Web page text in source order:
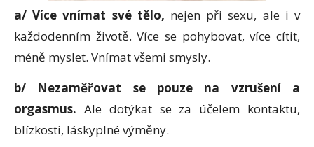
a/ Více vnímat své tělo, nejen při sexu, ale i v
každodenním životě. Více se pohybovat, více cítit,
méně myslet. Vnímat všemi smysly.
b/ Nezaměřovat se pouze na vzrušení a
orgasmus. Ale dotýkat se za účelem kontaktu,
blízkosti, láskyplné výměny.